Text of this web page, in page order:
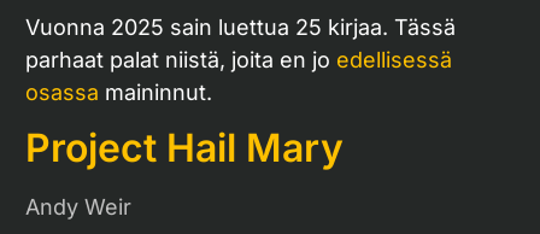
Vuonna 2025 sain luettua 25 kirjaa. Tässä
parhaat palat niistä, joita en jo edellisessä
osassa maininnut.
Project Hail Mary
Andy Weir